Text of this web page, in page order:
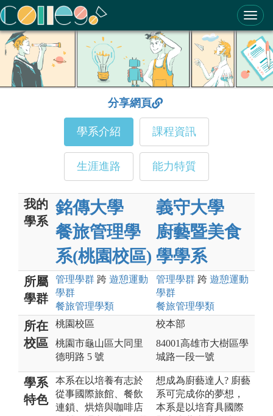
ColleGo! 大學選才與高中育才輔助系統
分享網頁
學系介紹 課程資訊
生涯進路 能力特質
我的
學系
銘傳大學
餐旅管理學
系(桃園校區)
義守大學
廚藝暨美食
學學系
所屬
學群
管理學群 跨 遊憩運動
學群
餐旅管理學類
管理學群 跨 遊憩運動
學群
餐旅管理學類
所在
校區
桃園校區
桃園市龜山區大同里
德明路 5 號
校本部
84001高雄市大樹區學
城路一段一號
學系
特色
本系在以培養有志於
從事國際旅館、餐飲
連鎖、烘焙與咖啡店
想成為廚藝達人? 廚藝
系可完成你的夢想，
本系是以培育具國際